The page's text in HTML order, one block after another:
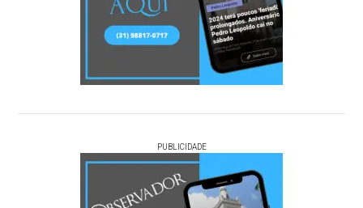
PUBLICIDADE